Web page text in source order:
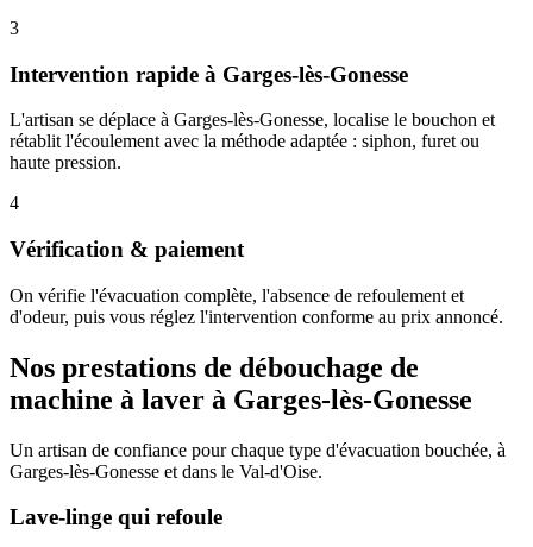
3
Intervention rapide à Garges-lès-Gonesse
L'artisan se déplace à Garges-lès-Gonesse, localise le bouchon et
rétablit l'écoulement avec la méthode adaptée : siphon, furet ou
haute pression.
4
Vérification & paiement
On vérifie l'évacuation complète, l'absence de refoulement et
d'odeur, puis vous réglez l'intervention conforme au prix annoncé.
Nos prestations de débouchage de
machine à laver à Garges-lès-Gonesse
Un artisan de confiance pour chaque type d'évacuation bouchée, à
Garges-lès-Gonesse et dans le Val-d'Oise.
Lave-linge qui refoule